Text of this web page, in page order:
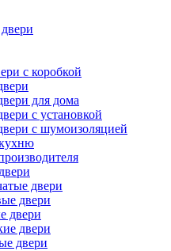
с коробкой
для дома
с установкой
с шумоизоляцией
двери
двери
двери
двери
двери